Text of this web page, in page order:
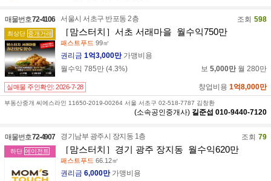
매물번호72-4106
최상단 중개거래
서울시 서초구 반포동 2층 조회 598
［맘스터치］서초 서래마을_월수익750만
패스트푸드 99㎡
권리금 1억3,000만 가맹비용
월수익 785만 (4.3%) 보 5,000만 월 280만
실매물 주인확인: 2026-7-28 창업비용 1억8,000만
부동산중개 씨에스라인 11650-2019-00264 서울 서초구 02-518-7787 김창환
(소속공인중개사) 길준섭 010-9440-7120
매물번호72-4907
하단 에이전트
경기남부 광주시 장지동 1층 조회 79
［맘스터치］경기 광주 장지동_월수익620만
패스트푸드 66.12㎡
권리금 6,000만 가맹비용